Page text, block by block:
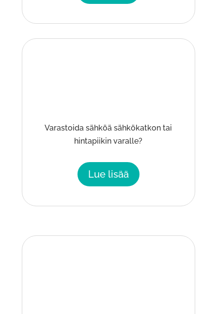
Varastoida sähköä sähkökatkon tai
hintapiikin varalle?
Lue lisää